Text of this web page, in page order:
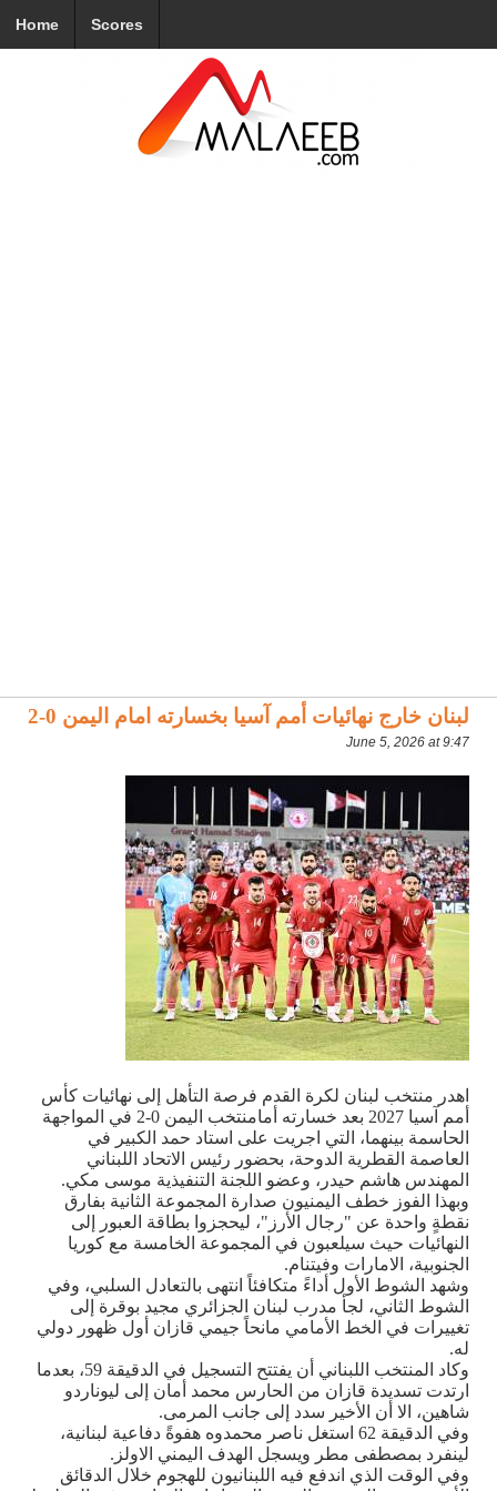
Home Scores
لبنان خارج نهائيات أمم آسيا بخسارته امام اليمن 0-2
June 5, 2026 at 9:47
اهدر منتخب لبنان لكرة القدم فرصة التأهل إلى نهائيات كأس
أمم آسيا 2027 بعد خسارته أمامنتخب اليمن 0-2 في المواجهة
الحاسمة بينهما، التي اجريت على استاد حمد الكبير في
العاصمة القطرية الدوحة، بحضور رئيس الاتحاد اللبناني
المهندس هاشم حيدر، وعضو اللجنة التنفيذية موسى مكي.
وبهذا الفوز خطف اليمنيون صدارة المجموعة الثانية بفارق
نقطةٍ واحدة عن "رجال الأرز"، ليحجزوا بطاقة العبور إلى
النهائيات حيث سيلعبون في المجموعة الخامسة مع كوريا
الجنوبية، الامارات وفيتنام.
وشهد الشوط الأول أداءً متكافئاً انتهى بالتعادل السلبي، وفي
الشوط الثاني، لجأ مدرب لبنان الجزائري مجيد بوقرة إلى
تغييرات في الخط الأمامي مانحاً جيمي قازان أول ظهور دولي
له.
وكاد المنتخب اللبناني أن يفتتح التسجيل في الدقيقة 59، بعدما
ارتدت تسديدة قازان من الحارس محمد أمان إلى ليوناردو
شاهين، الا أن الأخير سدد إلى جانب المرمى.
وفي الدقيقة 62 استغل ناصر محمدوه هفوةً دفاعية لبنانية،
لينفرد بمصطفى مطر ويسجل الهدف اليمني الاولز.
وفي الوقت الذي اندفع فيه اللبنانيون للهجوم خلال الدقائق